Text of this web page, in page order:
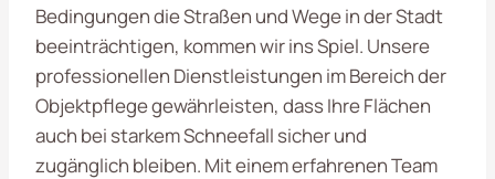
Bedingungen die Straßen und Wege in der Stadt
beeinträchtigen, kommen wir ins Spiel. Unsere
professionellen Dienstleistungen im Bereich der
Objektpflege gewährleisten, dass Ihre Flächen
auch bei starkem Schneefall sicher und
zugänglich bleiben. Mit einem erfahrenen Team